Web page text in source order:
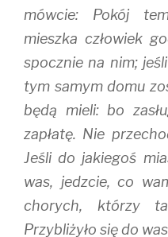
mówcie: Pokój
mieszka człowiek
spocznie na nim;
tym samym domu
będą mieli: bo
zapłatę. Nie
Jeśli do jakiegoś
was, jedzcie, co
chorych, którzy
Przybliżyło się do